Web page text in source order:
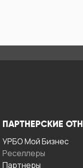
ПАРТНЕРСКИЕ
УРБО Мой Бизнес
Реселлеры
Партнеры